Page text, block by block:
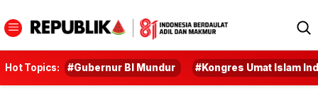
Hot Topics: #Gubernur BI Mundur #Kongres Umat Islam